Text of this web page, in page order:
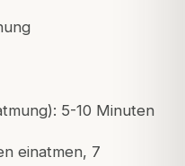
5-10 Minuten
einatmen, 7